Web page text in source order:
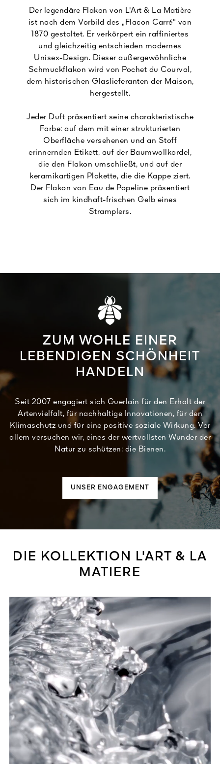
Der legendäre Flakon von L'Art & La Matière
ist nach dem Vorbild des „Flacon Carré“ von
1870 gestaltet. Er verkörpert ein raffiniertes
und gleichzeitig entschieden modernes
Unisex-Design. Dieser außergewöhnliche
Schmuckflakon wird von Pochet du Courval,
dem historischen Glaslieferanten der Maison,
hergestellt.
Jeder Duft präsentiert seine charakteristische
Farbe: auf dem mit einer strukturierten
Oberfläche versehenen und an Stoff
erinnernden Etikett, auf der Baumwollkordel,
die den Flakon umschließt, und auf der
keramikartigen Plakette, die die Kappe ziert.
Der Flakon von Eau de Popeline präsentiert
sich im kindhaft-frischen Gelb eines
Stramplers.
ZUM WOHLE EINER
LEBENDIGEN SCHÖNHEIT
HANDELN
Seit 2007 engagiert sich Guerlain für den Erhalt der
Artenvielfalt, für nachhaltige Innovationen, für den
Klimaschutz und für eine positive soziale Wirkung. Vor
allem versuchen wir, eines der wertvollsten Wunder der
Natur zu schützen: die Bienen.
UNSER ENGAGEMENT
DIE KOLLEKTION L'ART & LA
MATIERE